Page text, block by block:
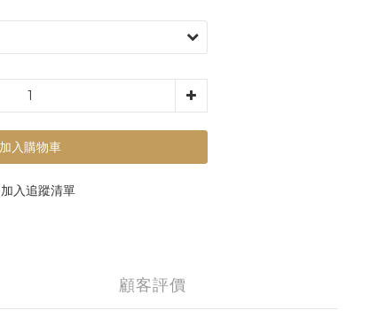
加入購物車
加入追蹤清單
顧客評價